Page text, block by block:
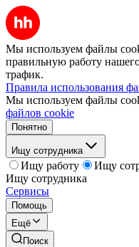
Мы используем файлы
правильную работу
трафик.
Правила использования
Мы используем файлы
файлов cookie
Понятно
Ищу сотрудника
Ищу работу
Ищу
Ищу сотрудника
Сервисы
Помощь
Ещё
Поиск